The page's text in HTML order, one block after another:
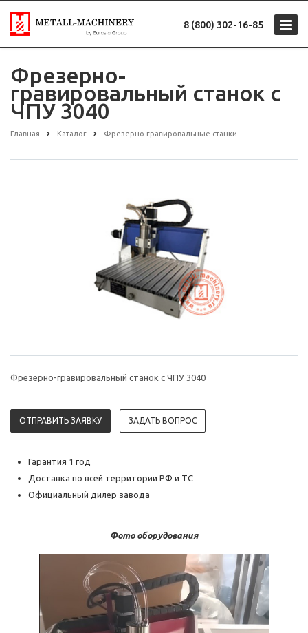
8 (800) 302-16-85
Фрезерно-
гравировальный станок с
ЧПУ 3040
Главная Каталог Фрезерно-гравировальные станки
Фрезерно-гравировальный станок с ЧПУ 3040
ОТПРАВИТЬ ЗАЯВКУ ЗАДАТЬ ВОПРОС
Гарантия 1 год
Доставка по всей территории РФ и ТС
Официальный дилер завода
Фото оборудования